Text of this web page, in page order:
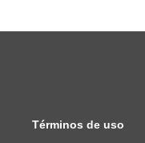
Términos de uso